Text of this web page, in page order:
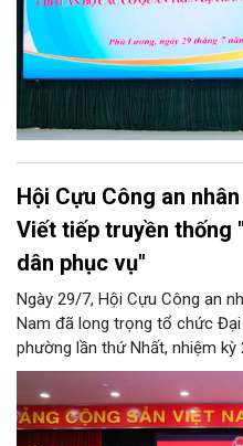
Hội Cựu Công an
Viết tiếp truyền thống
dân phục vụ"
Ngày 29/7, Hội Cựu Công an
Nam đã long trọng tổ chức Đại
phường lần thứ Nhất, nhiệm kỳ
này đánh dấu mốc kiện toàn
nhằm tập hợp, đoàn kết và
của lực lượng cựu CAND